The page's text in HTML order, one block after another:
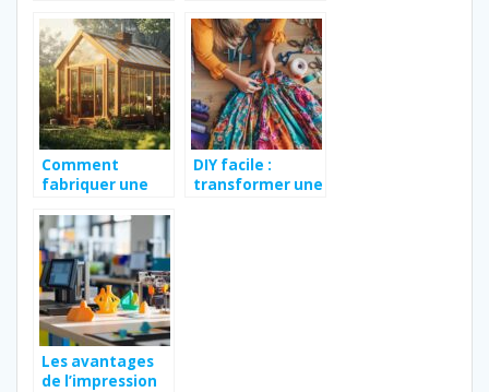
nook a
construire pour
votre
bibliotheque
artisanales et
ethiques pour
toute la famille
Comment
fabriquer une
soi-meme pour
agrandir la
maison tout en
maitrisant les
differents types
de verre
DIY facile :
transformer une
Les avantages
de l’impression